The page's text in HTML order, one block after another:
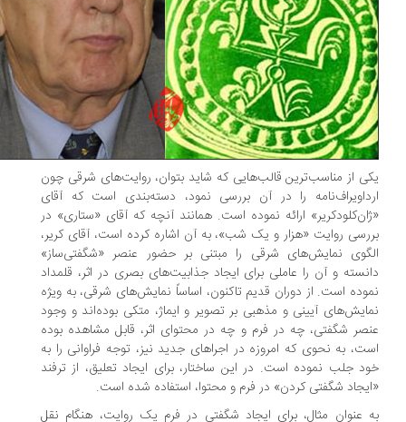
از مناسب‌ترین قالب‌هایی که شاید بتوان، روایت‌های شرقی چون
را در آن بررسی نمود، دسته‌بندی است که آقای
ارائه نموده است. همانند آنچه که آقای «ستاری» در
روایت «هزار و یک شب»، به آن اشاره کرده است، آقای کریر،
نمایش‌های شرقی را مبتنی بر حضور عنصر «شگفتی‌ساز»
و آن را عاملی برای ایجاد جذابیت‌های بصری در اثر، قلمداد
است. از دوران قدیم تاکنون، اساساً نمایش‌های شرقی، به ویژه
آیینی و مذهبی بر تصویر و ایماژ، متکی بوده‌اند و وجود
شگفتی، چه در فرم و چه در محتوای اثر، قابل مشاهده بوده
به نحوی که امروزه در اجراهای جدید نیز، توجه فراوانی را به
جلب نموده است. در این ساختار، برای ایجاد تعلیق، از ترفند
شگفتی کردن» در فرم و محتوا، استفاده شده است.
عنوان مثال، برای ایجاد شگفتی در فرم یک روایت، هنگام نقل